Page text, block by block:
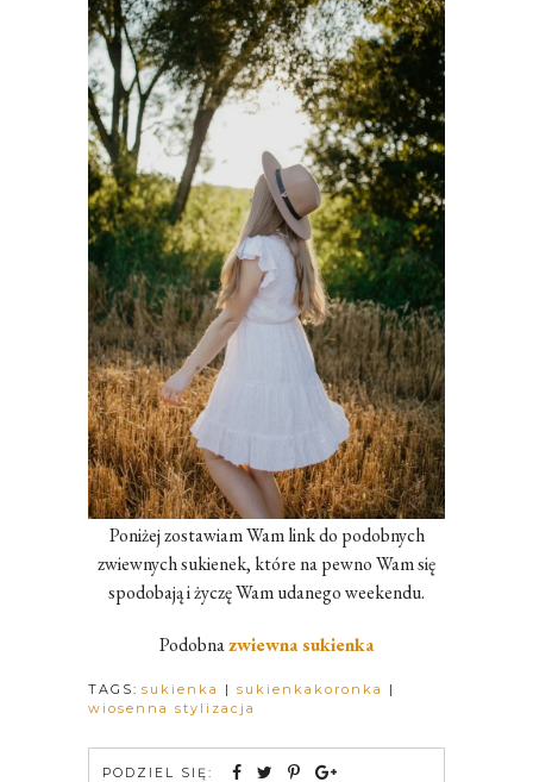
Poniżej zostawiam Wam link do podobnych
zwiewnych sukienek, które na pewno Wam się
spodobają i życzę Wam udanego weekendu.
Podobnazwiewna sukienka
TAGS: sukienka | sukienkakoronka
|
wiosenna stylizacja
PODZIEL SIĘ: